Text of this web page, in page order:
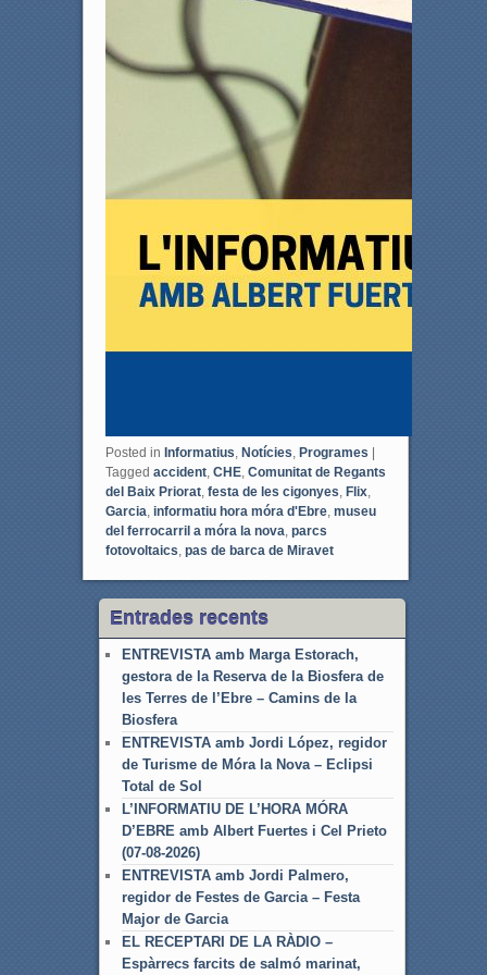
Posted in Informatius Notícies Programes |
Tagged accident, CHE, Comunitat de Regants
del Baix Priorat, festa de les cigonyes Flix,
Garcia informatiu hora móra d'Ebre, museu
del ferrocarril a móra la nova parcs
fotovoltaics pas de barca de Miravet
Entrades recents
ENTREVISTA amb Marga Estorach,
gestora de la Reserva de la Biosfera de
les Terres de l’Ebre – Camins de la
Biosfera
ENTREVISTA amb Jordi López, regidor
de Turisme de Móra la Nova – Eclipsi
Total de Sol
L’INFORMATIU DE L’HORA MÓRA
D’EBRE amb Albert Fuertes i Cel Prieto
(07-08-2026)
ENTREVISTA amb Jordi Palmero,
regidor de Festes de Garcia – Festa
Major de Garcia
EL RECEPTARI DE LA RÀDIO –
Espàrrecs farcits de salmó marinat,